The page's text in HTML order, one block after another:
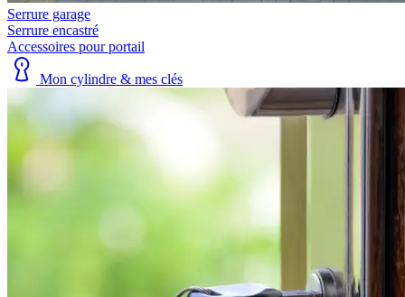
Serrure garage
Serrure encastré
Accessoires pour portail
Mon cylindre & mes clés